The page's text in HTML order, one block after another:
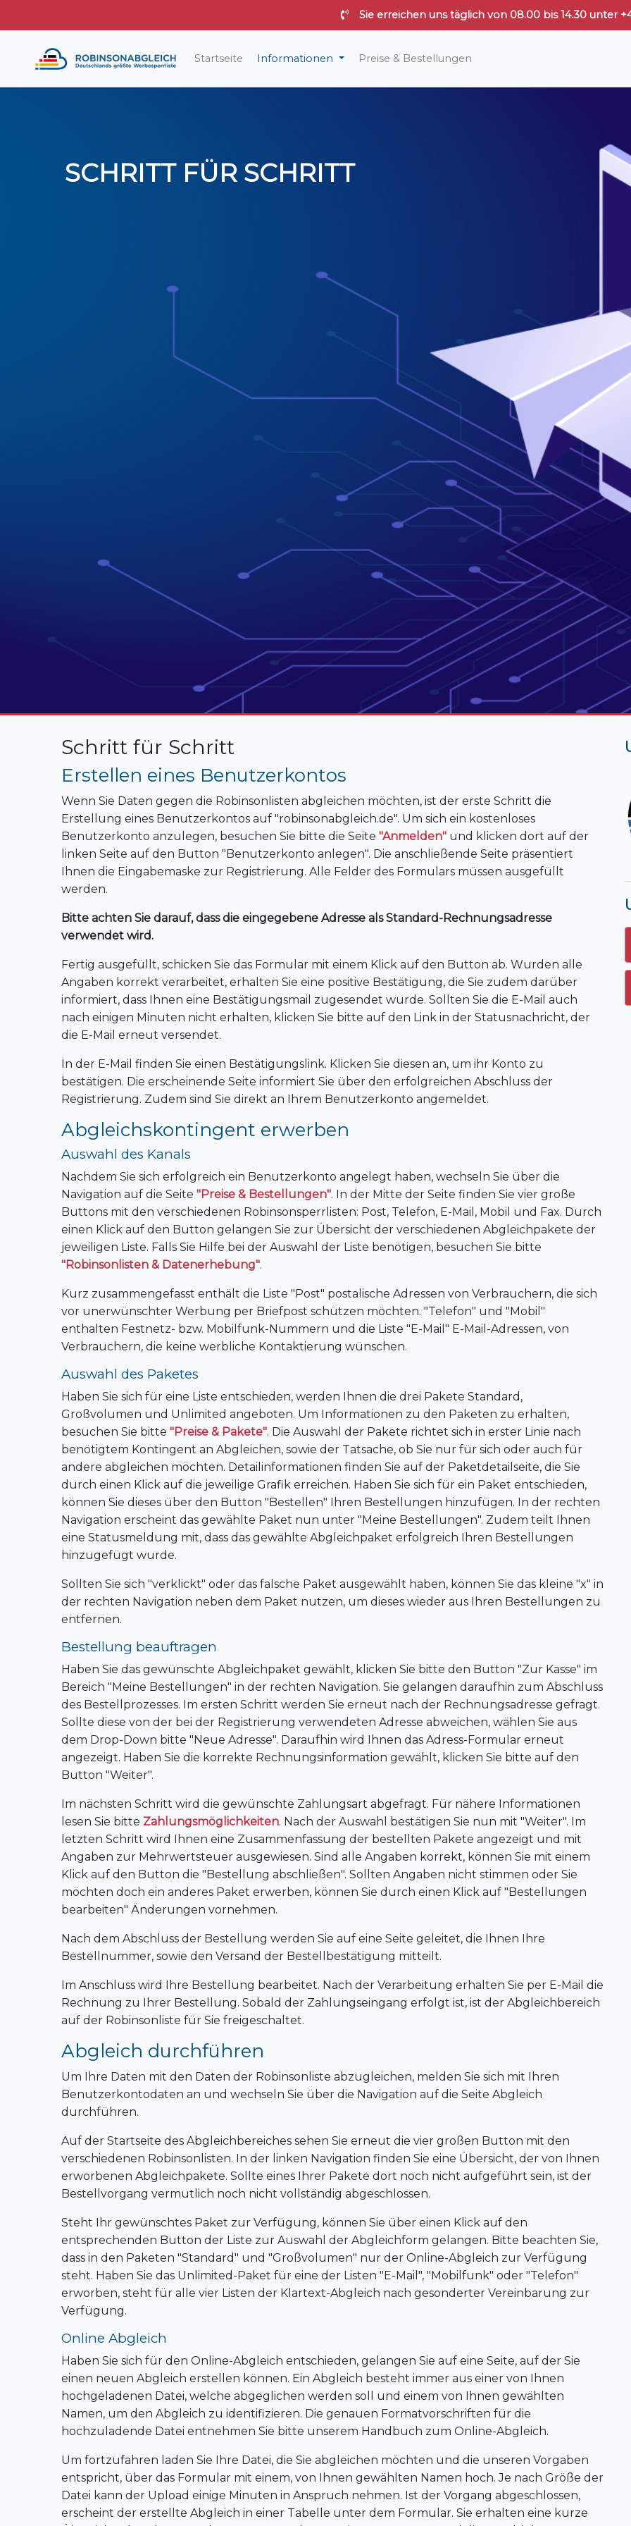
Sie erreichen uns täglich von 08.00 bis 14.30 unter
Startseite Informationen Preise & Bestellungen
SCHRITT FÜR SCHRITT
Schritt für Schritt
Erstellen eines Benutzerkontos
Wenn Sie Daten gegen die Robinsonlisten abgleichen möchten, ist der erste Schritt die
Erstellung eines Benutzerkontos auf "robinsonabgleich.de". Um sich ein kostenloses
Benutzerkonto anzulegen, besuchen Sie bitte die Seite "Anmelden" und klicken dort auf der
linken Seite auf den Button "Benutzerkonto anlegen". Die anschließende Seite präsentiert
Ihnen die Eingabemaske zur Registrierung. Alle Felder des Formulars müssen ausgefüllt
werden.
Bitte achten Sie darauf, dass die eingegebene Adresse als Standard-Rechnungsadresse
verwendet wird.
Fertig ausgefüllt, schicken Sie das Formular mit einem Klick auf den Button ab. Wurden alle
Angaben korrekt verarbeitet, erhalten Sie eine positive Bestätigung, die Sie zudem darüber
informiert, dass Ihnen eine Bestätigungsmail zugesendet wurde. Sollten Sie die E-Mail auch
nach einigen Minuten nicht erhalten, klicken Sie bitte auf den Link in der Statusnachricht, der
die E-Mail erneut versendet.
In der E-Mail finden Sie einen Bestätigungslink. Klicken Sie diesen an, um ihr Konto zu
bestätigen. Die erscheinende Seite informiert Sie über den erfolgreichen Abschluss der
Registrierung. Zudem sind Sie direkt an Ihrem Benutzerkonto angemeldet.
Abgleichskontingent erwerben
Auswahl des Kanals
Nachdem Sie sich erfolgreich ein Benutzerkonto angelegt haben, wechseln Sie über die
Navigation auf die Seite "Preise & Bestellungen". In der Mitte der Seite finden Sie vier große
Buttons mit den verschiedenen Robinsonsperrlisten: Post, Telefon, E-Mail, Mobil und Fax. Durch
einen Klick auf den Button gelangen Sie zur Übersicht der verschiedenen Abgleichpakete der
jeweiligen Liste. Falls Sie Hilfe bei der Auswahl der Liste benötigen, besuchen Sie bitte
"Robinsonlisten & Datenerhebung".
Kurz zusammengefasst enthält die Liste "Post" postalische Adressen von Verbrauchern, die sich
vor unerwünschter Werbung per Briefpost schützen möchten. "Telefon" und "Mobil"
enthalten Festnetz- bzw. Mobilfunk-Nummern und die Liste "E-Mail" E-Mail-Adressen, von
Verbrauchern, die keine werbliche Kontaktierung wünschen.
Auswahl des Paketes
Haben Sie sich für eine Liste entschieden, werden Ihnen die drei Pakete Standard,
Großvolumen und Unlimited angeboten. Um Informationen zu den Paketen zu erhalten,
besuchen Sie bitte "Preise & Pakete". Die Auswahl der Pakete richtet sich in erster Linie nach
benötigtem Kontingent an Abgleichen, sowie der Tatsache, ob Sie nur für sich oder auch für
andere abgleichen möchten. Detailinformationen finden Sie auf der Paketdetailseite, die Sie
durch einen Klick auf die jeweilige Grafik erreichen. Haben Sie sich für ein Paket entschieden,
können Sie dieses über den Button "Bestellen" Ihren Bestellungen hinzufügen. In der rechten
Navigation erscheint das gewählte Paket nun unter "Meine Bestellungen". Zudem teilt Ihnen
eine Statusmeldung mit, dass das gewählte Abgleichpaket erfolgreich Ihren Bestellungen
hinzugefügt wurde.
Sollten Sie sich "verklickt" oder das falsche Paket ausgewählt haben, können Sie das kleine "x" in
der rechten Navigation neben dem Paket nutzen, um dieses wieder aus Ihren Bestellungen zu
entfernen.
Bestellung beauftragen
Haben Sie das gewünschte Abgleichpaket gewählt, klicken Sie bitte den Button "Zur Kasse" im
Bereich "Meine Bestellungen" in der rechten Navigation. Sie gelangen daraufhin zum Abschluss
des Bestellprozesses. Im ersten Schritt werden Sie erneut nach der Rechnungsadresse gefragt.
Sollte diese von der bei der Registrierung verwendeten Adresse abweichen, wählen Sie aus
dem Drop-Down bitte "Neue Adresse". Daraufhin wird Ihnen das Adress-Formular erneut
angezeigt. Haben Sie die korrekte Rechnungsinformation gewählt, klicken Sie bitte auf den
Button "Weiter".
Im nächsten Schritt wird die gewünschte Zahlungsart abgefragt. Für nähere Informationen
lesen Sie bitte Zahlungsmöglichkeiten. Nach der Auswahl bestätigen Sie nun mit "Weiter". Im
letzten Schritt wird Ihnen eine Zusammenfassung der bestellten Pakete angezeigt und mit
Angaben zur Mehrwertsteuer ausgewiesen. Sind alle Angaben korrekt, können Sie mit einem
Klick auf den Button die "Bestellung abschließen". Sollten Angaben nicht stimmen oder Sie
möchten doch ein anderes Paket erwerben, können Sie durch einen Klick auf "Bestellungen
bearbeiten" Änderungen vornehmen.
Nach dem Abschluss der Bestellung werden Sie auf eine Seite geleitet, die Ihnen Ihre
Bestellnummer, sowie den Versand der Bestellbestätigung mitteilt.
Im Anschluss wird Ihre Bestellung bearbeitet. Nach der Verarbeitung erhalten Sie per E-Mail die
Rechnung zu Ihrer Bestellung. Sobald der Zahlungseingang erfolgt ist, ist der Abgleichbereich
auf der Robinsonliste für Sie freigeschaltet.
Abgleich durchführen
Um Ihre Daten mit den Daten der Robinsonliste abzugleichen, melden Sie sich mit Ihren
Benutzerkontodaten an und wechseln Sie über die Navigation auf die Seite Abgleich
durchführen.
Auf der Startseite des Abgleichbereiches sehen Sie erneut die vier großen Button mit den
verschiedenen Robinsonlisten. In der linken Navigation finden Sie eine Übersicht, der von Ihnen
erworbenen Abgleichpakete. Sollte eines Ihrer Pakete dort noch nicht aufgeführt sein, ist der
Bestellvorgang vermutlich noch nicht vollständig abgeschlossen.
Steht Ihr gewünschtes Paket zur Verfügung, können Sie über einen Klick auf den
entsprechenden Button der Liste zur Auswahl der Abgleichform gelangen. Bitte beachten Sie,
dass in den Paketen "Standard" und "Großvolumen" nur der Online-Abgleich zur Verfügung
steht. Haben Sie das Unlimited-Paket für eine der Listen "E-Mail", "Mobilfunk" oder "Telefon"
erworben, steht für alle vier Listen der Klartext-Abgleich nach gesonderter Vereinbarung zur
Verfügung.
Online Abgleich
Haben Sie sich für den Online-Abgleich entschieden, gelangen Sie auf eine Seite, auf der Sie
einen neuen Abgleich erstellen können. Ein Abgleich besteht immer aus einer von Ihnen
hochgeladenen Datei, welche abgeglichen werden soll und einem von Ihnen gewählten
Namen, um den Abgleich zu identifizieren. Die genauen Formatvorschriften für die
hochzuladende Datei entnehmen Sie bitte unserem Handbuch zum Online-Abgleich.
Um fortzufahren laden Sie Ihre Datei, die Sie abgleichen möchten und die unseren Vorgaben
entspricht, über das Formular mit einem, von Ihnen gewählten Namen hoch. Je nach Größe der
Datei kann der Upload einige Minuten in Anspruch nehmen. Ist der Vorgang abgeschlossen,
erscheint der erstellte Abgleich in einer Tabelle unter dem Formular. Sie erhalten eine kurze